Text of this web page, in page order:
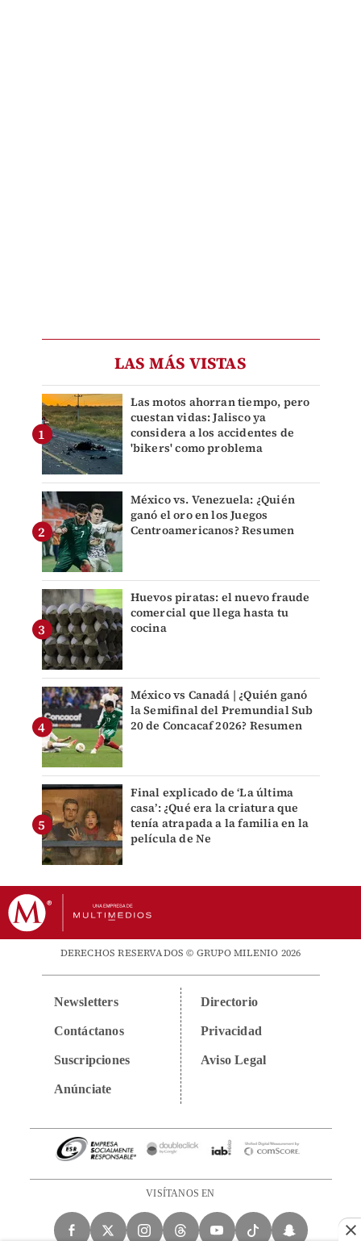
LAS MÁS VISTAS
Las motos ahorran tiempo, pero
cuestan vidas: Jalisco ya
considera a los accidentes de
'bikers' como problema
México vs. Venezuela: ¿Quién
ganó el oro en los Juegos
Centroamericanos? Resumen
Huevos piratas: el nuevo fraude
comercial que llega hasta tu
cocina
México vs Canadá | ¿Quién ganó
la Semifinal del Premundial Sub
20 de Concacaf 2026? Resumen
Final explicado de ‘La última
casa’: ¿Qué era la criatura que
tenía atrapada a la familia en la
película de Ne
DERECHOS RESERVADOS © GRUPO MILENIO 2026
Newsletters
Contáctanos
Suscripciones
Anúnciate
Directorio
Privacidad
Aviso Legal
VISÍTANOS EN